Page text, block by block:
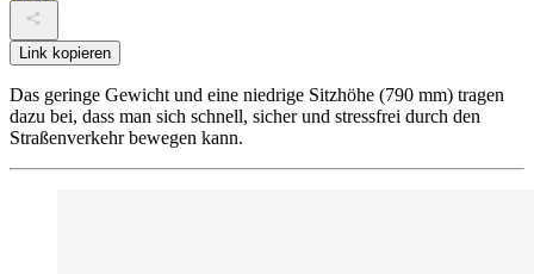
Link kopieren
Das geringe Gewicht und eine niedrige Sitzhöhe (790 mm) tragen
dazu bei, dass man sich schnell, sicher und stressfrei durch den
Straßenverkehr bewegen kann.